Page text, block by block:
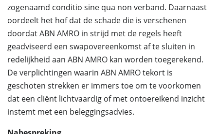
zogenaamd conditio sine qua non verband. Daarnaast
oordeelt het hof dat de schade die is verschenen
doordat ABN AMRO in strijd met de regels heeft
geadviseerd een swapovereenkomst af te sluiten in
redelijkheid aan ABN AMRO kan worden toegerekend.
De verplichtingen waarin ABN AMRO tekort is
geschoten strekken er immers toe om te voorkomen
dat een cliënt lichtvaardig of met ontoereikend inzicht
instemt met een beleggingsadvies.